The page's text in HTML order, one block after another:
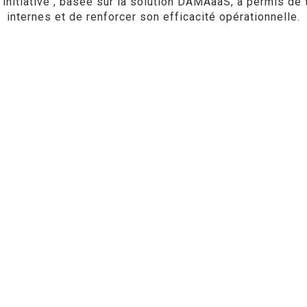
internes et de renforcer son efficacité opérationnelle.